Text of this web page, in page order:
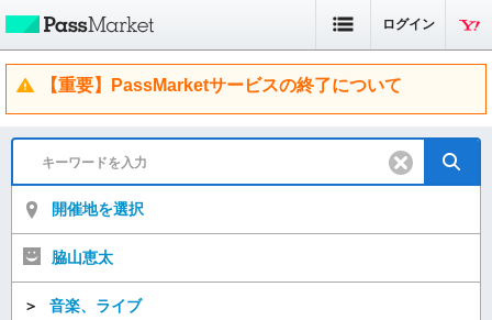
ログイン
【重要】PassMarketサービスの終了について
開催地を選択
脇山恵太
＞ 音楽、ライブ